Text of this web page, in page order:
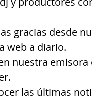
gracias desde
web a diario.
nuestra
las últimas